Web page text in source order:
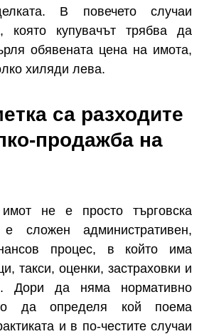
В повечето случаи
която купувачът трябва да
обявената цена на имота,
хиляди лева.
са разходите
продажба на
не е просто търговска
сложен административен,
процес, в който има
такси, оценки, застраховки и
Дори да няма нормативно
да определя кой поема
и в по-честите случаи